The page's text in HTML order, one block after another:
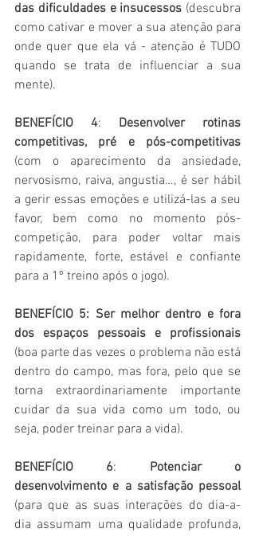
das dificuldades e insucessos (descubra
como cativar e mover a sua atenção para
onde quer que ela vá - atenção é TUDO
quando se trata de influenciar a sua
mente).
BENEFÍCIO 4: Desenvolver rotinas
(com o aparecimento da ansiedade,
nervosismo, raiva, angustia…, é ser hábil
a gerir essas emoções e utilizá-las a seu
favor, bem como no momento pós-
competição, para poder voltar mais
rapidamente, forte, estável e confiante
para a 1º treino após o jogo).
BENEFÍCIO 5: Ser melhor dentro e fora
dos espaços pessoais e profissionais
(boa parte das vezes o problema não está
dentro do campo, mas fora, pelo que se
torna extraordinariamente importante
cuidar da sua vida como um todo, ou
seja, poder treinar para a vida).
BENEFÍCIO 6: Potenciar o
desenvolvimento e a satisfação pessoal
(para que as suas interações do dia-a-
dia assumam uma qualidade profunda,